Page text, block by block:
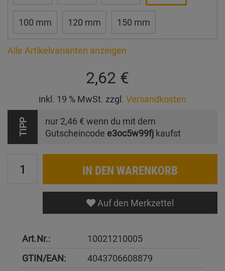
100 mm 120 mm 150 mm
Alle Artikelvarianten anzeigen
2,62 €
inkl. 19 % MwSt. zzgl. Versandkosten
TIPP nur 2,46 € wenn du mit dem
Gutscheincode e3oc5w99fj kaufst
IN DEN WARENKORB
Auf den Merkzettel
Art.Nr.:
10021210005
GTIN/EAN:
4043706608879